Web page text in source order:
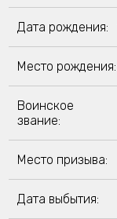
Дата рождения:
Место рождения:
Воинское
звание:
Место призыва:
Дата выбытия: